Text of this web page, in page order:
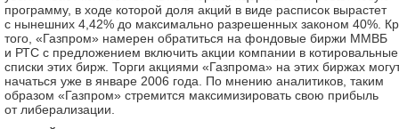
программу, в ходе которой доля акций в виде расписок вырастет
с нынешних 4,42% до максимально разрешенных законом 40%.
того, «Газпром» намерен обратиться на фондовые биржи ММВБ
и РТС с предложением включить акции компании в котировальные
списки этих бирж. Торги акциями «Газпрома» на этих биржах
начаться уже в январе 2006 года. По мнению аналитиков, таким
образом «Газпром» стремится максимизировать свою прибыль
от либерализации.